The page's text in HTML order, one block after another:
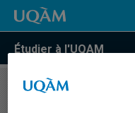
Étudier à l'UQAM
COURS//